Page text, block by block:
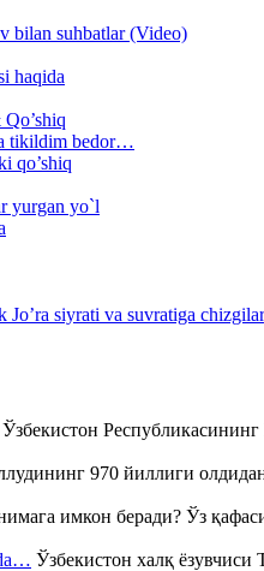
bilan suhbatlar (Video)
haqida
tikildim bedor…
qo’shiq
yurgan yo`l
siyrati va suvratiga
Ўзбекистон
970 йиллиги
имкон беради? Ўз
Ўзбекистон халқ